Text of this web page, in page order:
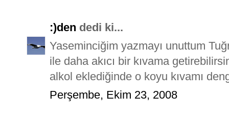
:)den dedi ki...
Yaseminciğim yazmayı unuttum
ile daha akıcı bir kıvama
alkol eklediğinde o koyu kıvamı
Perşembe, Ekim 23, 2008